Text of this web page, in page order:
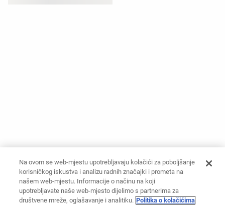
Na ovom se web-mjestu upotrebljavaju kolačići za poboljšanje
korisničkog iskustva i analizu radnih značajki i prometa na
našem web-mjestu. Informacije o načinu na koji
upotrebljavate naše web-mjesto dijelimo s partnerima za
društvene mreže, oglašavanje i analitiku. Politika o kolačićima